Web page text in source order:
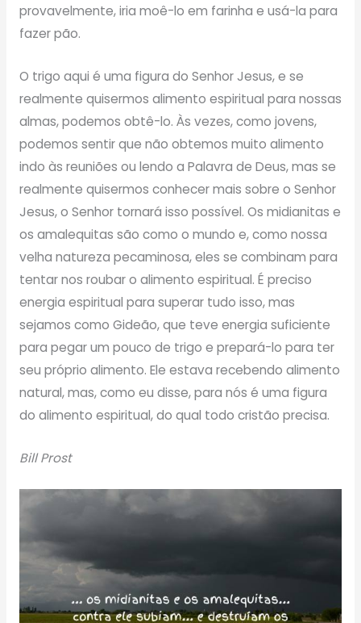
provavelmente, iria moê-lo em farinha e usá-la para
fazer pão.
O trigo aqui é uma figura do Senhor Jesus, e se
realmente quisermos alimento espiritual para nossas
almas, podemos obtê-lo. Às vezes, como jovens,
podemos sentir que não obtemos muito alimento
indo às reuniões ou lendo a Palavra de Deus, mas se
realmente quisermos conhecer mais sobre o Senhor
Jesus, o Senhor tornará isso possível. Os midianitas e
os amalequitas são como o mundo e, como nossa
velha natureza pecaminosa, eles se combinam para
tentar nos roubar o alimento espiritual. É preciso
energia espiritual para superar tudo isso, mas
sejamos como Gideão, que teve energia suficiente
para pegar um pouco de trigo e prepará-lo para ter
seu próprio alimento. Ele estava recebendo alimento
natural, mas, como eu disse, para nós é uma figura
do alimento espiritual, do qual todo cristão precisa.
Bill Prost